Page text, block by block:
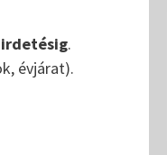
.
évjárat).